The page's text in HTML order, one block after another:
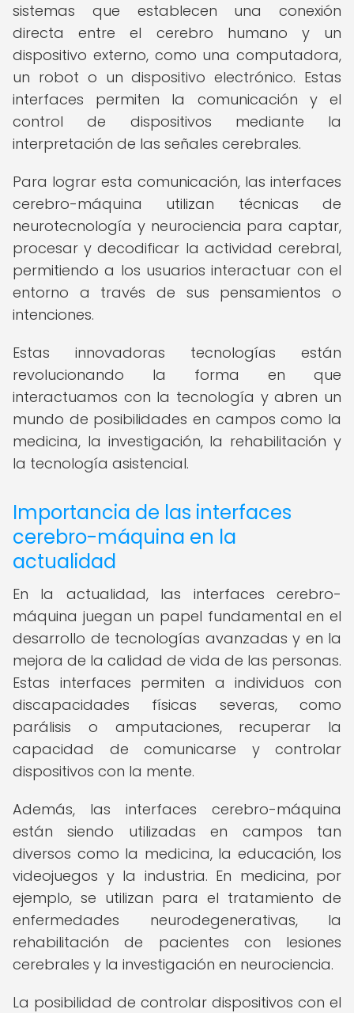
sistemas que establecen una conexión
directa entre el cerebro humano y un
dispositivo externo, como una computadora,
un robot o un dispositivo electrónico. Estas
interfaces permiten la comunicación y el
control de dispositivos mediante la
interpretación de las señales cerebrales.
Para lograr esta comunicación, las interfaces
cerebro-máquina utilizan técnicas de
neurotecnología y neurociencia para captar,
procesar y decodificar la actividad cerebral,
permitiendo a los usuarios interactuar con el
entorno a través de sus pensamientos o
intenciones.
Estas innovadoras tecnologías están
revolucionando la forma en que
interactuamos con la tecnología y abren un
mundo de posibilidades en campos como la
medicina, la investigación, la rehabilitación y
la tecnología asistencial.
Importancia de las interfaces
cerebro-máquina en la
actualidad
En la actualidad, las interfaces cerebro-
máquina juegan un papel fundamental en el
desarrollo de tecnologías avanzadas y en la
mejora de la calidad de vida de las personas.
Estas interfaces permiten a individuos con
discapacidades físicas severas, como
parálisis o amputaciones, recuperar la
capacidad de comunicarse y controlar
dispositivos con la mente.
Además, las interfaces cerebro-máquina
están siendo utilizadas en campos tan
diversos como la medicina, la educación, los
videojuegos y la industria. En medicina, por
ejemplo, se utilizan para el tratamiento de
enfermedades neurodegenerativas, la
rehabilitación de pacientes con lesiones
cerebrales y la investigación en neurociencia.
La posibilidad de controlar dispositivos con el